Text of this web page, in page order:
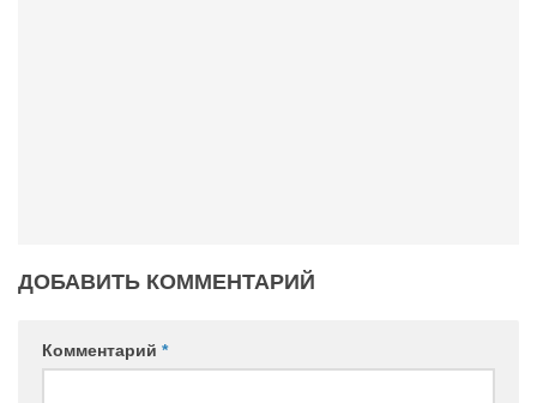
ДОБАВИТЬ КОММЕНТАРИЙ
Комментарий *